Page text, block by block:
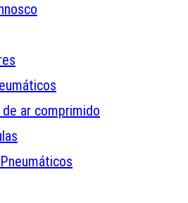
ar comprimido